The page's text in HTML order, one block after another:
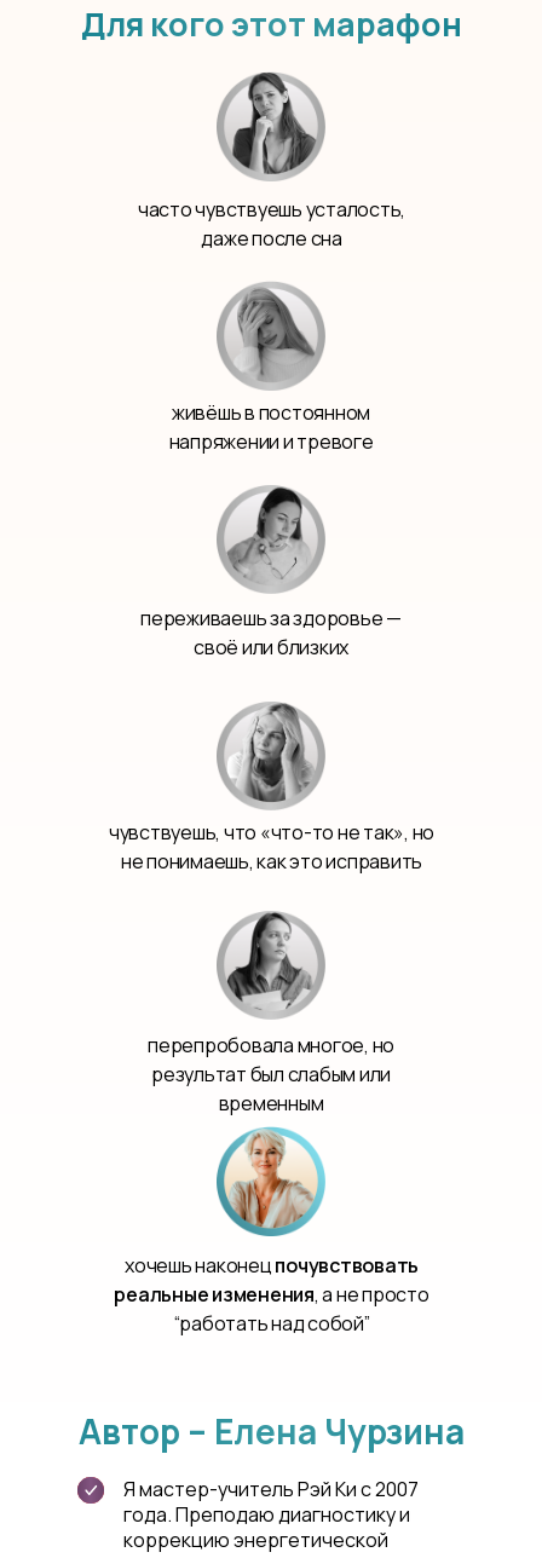
Для кого этот марафон
часто чувствуешь усталость,
даже после сна
живёшь в постоянном
напряжении и тревоге
переживаешь за здоровье —
своё или близких
чувствуешь, что «что-то не так», но
не понимаешь, как это исправить
перепробовала многое, но
результат был слабым или
временным
хочешь наконецпочувствовать
реальные изменения, а не просто
“работать над собой”
Автор – Елена Чурзина
Я мастер-учитель Рэй Ки с 2007
года. Преподаю диагностику и
коррекцию энергетической